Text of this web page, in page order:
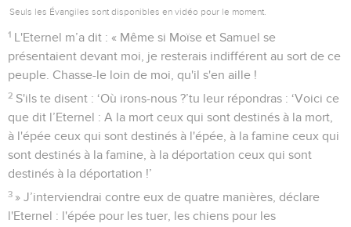
Seuls les Évangiles sont disponibles en vidéo pour le moment.
1 L'Eternel m’a dit : « Même si Moïse et Samuel se
présentaient devant moi, je resterais indifférent au sort de ce
peuple. Chasse-le loin de moi, qu'il s'en aille !
2 S'ils te disent : ‘Où irons-nous ?’tu leur répondras : ‘Voici ce
que dit l’Eternel : A la mort ceux qui sont destinés à la mort,
à l'épée ceux qui sont destinés à l'épée, à la famine ceux qui
sont destinés à la famine, à la déportation ceux qui sont
destinés à la déportation !’
3 » J’interviendrai contre eux de quatre manières, déclare
l'Eternel : l'épée pour les tuer, les chiens pour les